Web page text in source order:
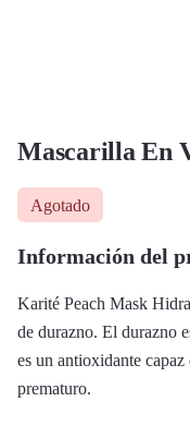
Mascarilla En
Agotado
Información del
Karité Peach Mask
de durazno. El durazno
es un antioxidante
prematuro.